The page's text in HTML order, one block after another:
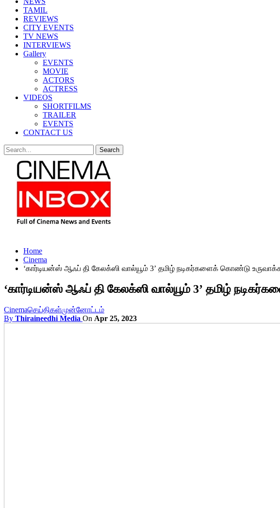
TAMIL
REVIEWS
CITY EVENTS
TV NEWS
INTERVIEWS
Gallery
EVENTS
MOVIE
ACTORS
ACTRESS
VIDEOS
SHORTFILMS
TRAILER
EVENTS
CONTACT US
Home
Cinema
‘கார்டியன்ஸ் ஆஃப் தி கேலக்ஸி வால்யூம் 3’ தமிழ் நடிகர்களைக் கொண்டு
‘கார்டியன்ஸ் ஆஃப் தி கேலக்ஸி வால்யூம் 3’ தமிழ்
Cinemaசெய்திகள்முன்னோட்டம்
By Thiraineedhi Media On Apr 25, 2023